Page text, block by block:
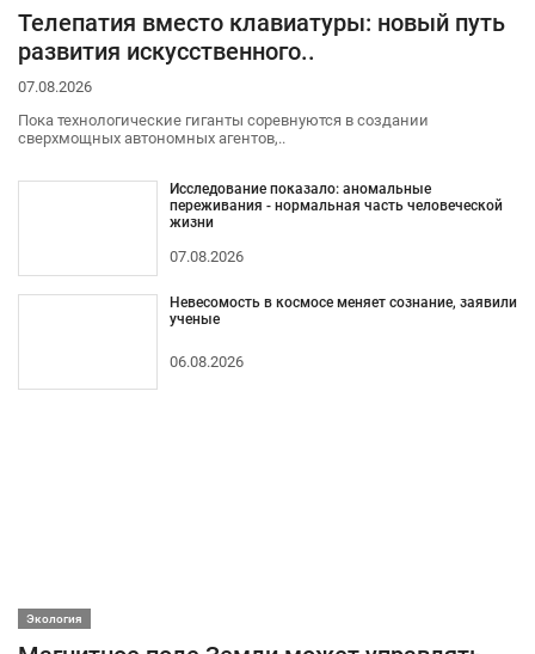
Телепатия вместо клавиатуры: новый путь
развития искусственного..
07.08.2026
Пока технологические гиганты соревнуются в создании
сверхмощных автономных агентов,..
Исследование показало: аномальные
переживания - нормальная часть человеческой
жизни
07.08.2026
Невесомость в космосе меняет сознание, заявили
ученые
06.08.2026
Экология